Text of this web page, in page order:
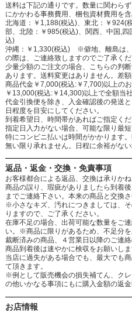
送料は下記の通りです。数量に関わら
にかかわる事務費用、梱包資材費用を含
北海道：￥1,188(税込)、東北：￥924(
部、北陸：￥985(税込)、関西、中国,
込)
沖縄：￥1,330(税込) ※僻地、離島は
の際は、ご連絡致しますのでご了承くだ
少量少額のご注文の場合、こちらの判
あります。送料変更はありません。差
商品代金￥7,000(税込:￥7,700)以上の
￥13,000(税込:￥14,300)以上で全額当
代金引換便を除き、入金確認後の発送
日程度を目安にしてください。
到着希望日、時間帯があればご指定く
指定日入力がない場合、可能な限り最短
特にコンビニ払いは時間がかかります
無い限り承れません。日程に余裕がな
返品・返金・交換・免責事項
お客様都合による返品、交換は承りかね
商品の誤り、瑕疵がありましたら到着
までご連絡下さい。本来の商品と交換さ
※小さなキズ、汚れにつきましては、
りますので、ご了承ください。
在庫不足の場合、出荷可能な数量をご
い。※商品に限りがあるため、不足分を
裁断済みの商品、４営業日以降のご連
商品到着後は速やかに検収をお願いしま
当店に過失がある場合でも、最大でも
て頂きます。
※例として販売機会の損失補てん、ク
の他いかなる事項にもに購入金額の返金
お店情報